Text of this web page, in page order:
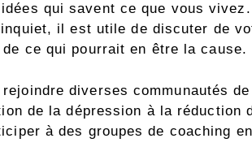
qui savent ce que vous
il est utile de discuter de
ce qui pourrait en être la cause.
diverses communautés
de la dépression à la réduction
à des groupes de coaching